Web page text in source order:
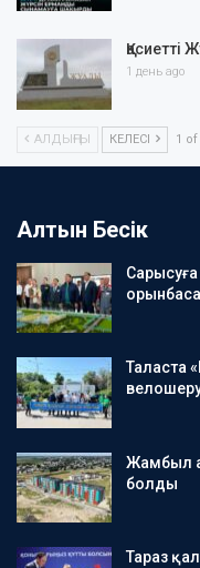
Қасиетті
1 день ago
АЛДЫҢҒЫ КЕЛЕСІ 1 of
Алтын Бесік
Сарысуға
Таласта
Жамбыл
болды
Тараз